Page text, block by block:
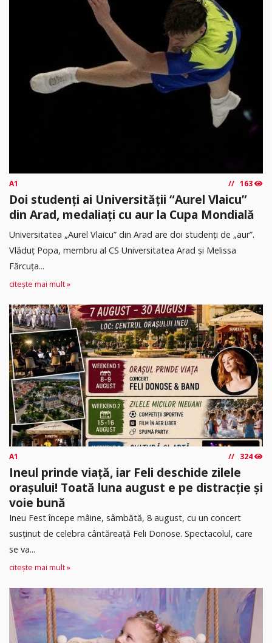
A1 163
Doi studenți ai Universității “Aurel Vlaicu”
din Arad, medaliați cu aur la Cupa Mondială
Universitatea „Aurel Vlaicu” din Arad are doi studenți de „aur”.
Vlăduț Popa, membru al CS Universitatea Arad și Melissa
Fărcuța...
citește mai mult »
A1 324
Ineul prinde viață, iar Feli deschide zilele
orașului! Toată luna august e pe distracție și
voie bună
Ineu Fest începe mâine, sâmbătă, 8 august, cu un concert
susținut de celebra cântăreață Feli Donose. Spectacolul, care
se va...
citește mai mult »